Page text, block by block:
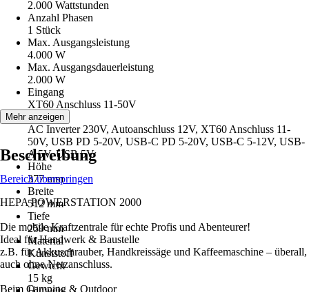
2.000 Wattstunden
Anzahl Phasen
1 Stück
Max. Ausgangsleistung
4.000 W
Max. Ausgangsdauerleistung
2.000 W
Eingang
XT60 Anschluss 11-50V
Ausgang
AC Inverter 230V, Autoanschluss 12V, XT60 Anschluss 11-
50V, USB PD 5-20V, USB-C PD 5-20V, USB-C 5-12V, USB-
A 5V, USB 5V
Höhe
377 mm
Breite
512 mm
Tiefe
259 mm
Material
Kunststoff
Gewicht
15 kg
Mehr anzeigen
Beschreibung
Bereich überspringen
HEPA POWERSTATION 2000
Die mobile Kraftzentrale für echte Profis und Abenteurer!
Ideal für Handwerk & Baustelle
z.B. für Akkuschrauber, Handkreissäge und Kaffeemaschine – überall,
auch ohne Netzanschluss.
Beim Camping & Outdoor